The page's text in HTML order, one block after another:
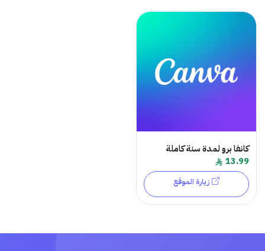
كانفا برو لمدة سنة كاملة
13.99
زيارة الموقع